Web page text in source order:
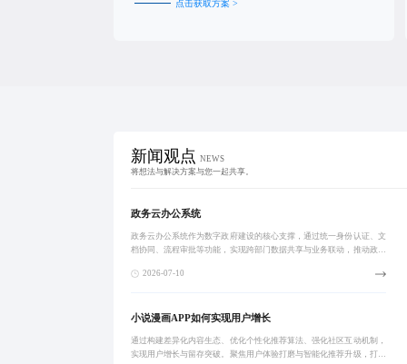
点击获取方案 >
新闻观点 NEWS
将想法与解决方案与您一起共享。
政务云办公系统
政务云办公系统作为数字政府建设的核心支撑，通过统一身份认证、文
档协同、流程审批等功能，实现跨部门数据共享与业务联动，推动政务
2026-07-10
小说漫画APP如何实现用户增长
通过构建差异化内容生态、优化个性化推荐算法、强化社区互动机制，
实现用户增长与留存突破。聚焦用户体验打磨与智能化推荐升级，打造